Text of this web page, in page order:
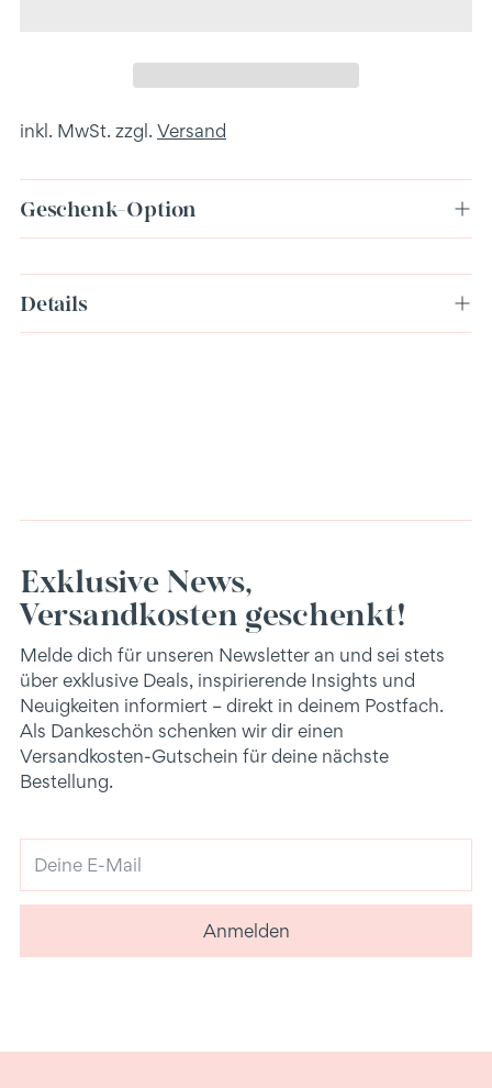
inkl. MwSt. zzgl. Versand
Geschenk-Option
in
den
Details
Exklusive News,
Versandkosten geschenkt!
Melde dich für unseren Newsletter an und sei stets
über exklusive Deals, inspirierende Insights und
Neuigkeiten informiert – direkt in deinem Postfach.
Als Dankeschön schenken wir dir einen
Versandkosten-Gutschein für deine nächste
Bestellung.
E-
Mail
Anmelden